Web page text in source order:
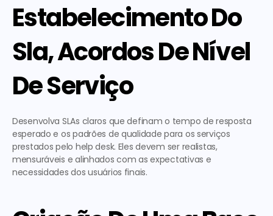
Estabelecimento Do
Sla, Acordos De Nível
De Serviço
Desenvolva SLAs claros que definam o tempo de resposta
esperado e os padrões de qualidade para os serviços
prestados pelo help desk. Eles devem ser realistas,
mensuráveis e alinhados com as expectativas e
necessidades dos usuários finais.